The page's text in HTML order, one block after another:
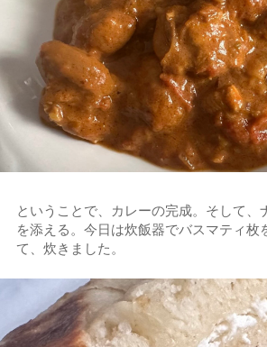
ということで、カレーの完成。そして、
を添える。今日は炊飯器でバスマティ枚
て、炊きました。